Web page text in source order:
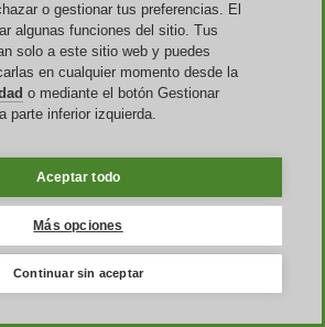
un cupón descuento
descuento Asus es algo tan sencillo que
a los usuarios de su tienda online.
veces ya en la interfaz principal, e incluso
de ofertas con artículos a precios reducidos
ahorrar al máximo.
de las mejores ofertas y promociones en
smartphone esregistrándose en la
mail, antes que nadie, las últimas novedades
se recibirá un cupón bienvenida Asus
o gestionar tus preferencias. El
algunas funciones del sitio. Tus
solo a este sitio web y puedes
en cualquier momento desde la
o mediante el botón Gestionar
parte inferior izquierda.
Aceptar todo
Más opciones
Continuar sin aceptar